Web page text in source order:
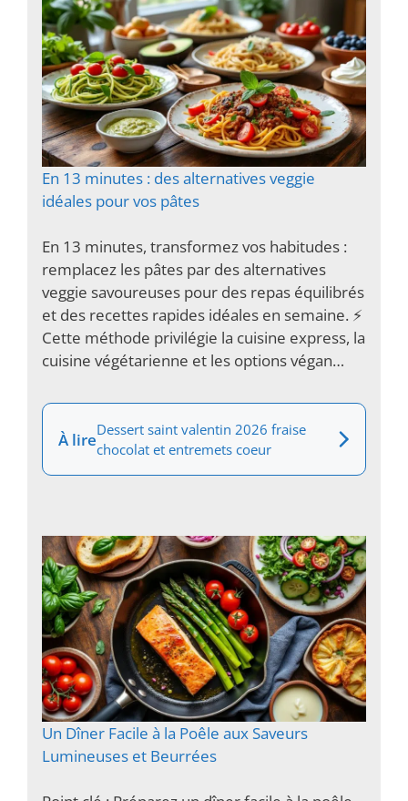
En 13 minutes : des alternatives veggie
idéales pour vos pâtes
En 13 minutes, transformez vos habitudes :
remplacez les pâtes par des alternatives
veggie savoureuses pour des repas équilibrés
et des recettes rapides idéales en semaine. ⚡️
Cette méthode privilégie la cuisine express, la
cuisine végétarienne et les options végan…
À lireDessert saint valentin 2026 fraise
chocolat et entremets coeur
Un Dîner Facile à la Poêle aux Saveurs
Lumineuses et Beurrées